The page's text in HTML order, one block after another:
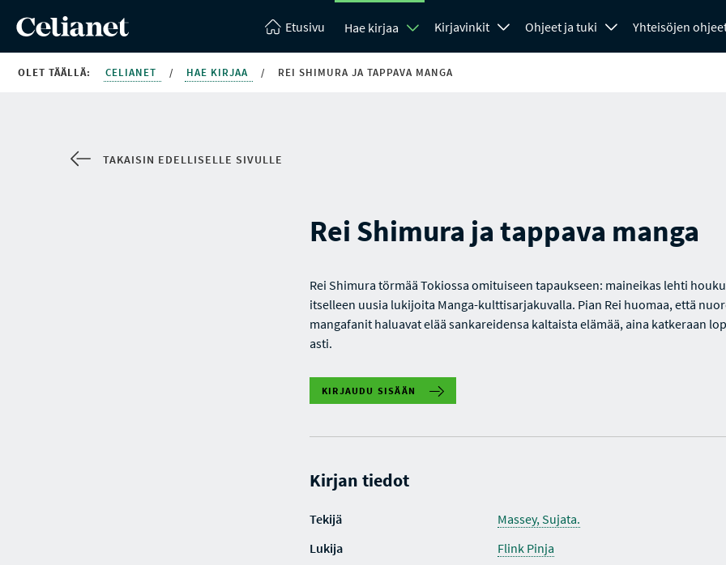
Etusivu Hae kirjaa Kirjavinkit Ohjeet ja tuki Yhteisöjen
OLET TÄÄLLÄ: CELIANET / HAE KIRJAA / REI SHIMURA JA TAPPAVA MANGA
TAKAISIN EDELLISELLE SIVULLE
Rei Shimura ja tappava manga
Rei Shimura törmää Tokiossa omituiseen tapaukseen: maineikas lehti
itselleen uusia lukijoita Manga-kulttisarjakuvalla. Pian Rei huomaa, että
mangafanit haluavat elää sankareidensa kaltaista elämää, aina katkeraan
asti.
KIRJAUDU SISÄÄN
Kirjan tiedot
Tekijä
Massey, Sujata.
Lukija
Flink Pinja